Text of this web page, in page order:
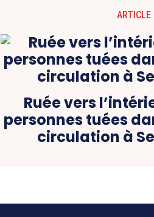
ARTICLE
Ruée vers
personnes tuées
circulation à